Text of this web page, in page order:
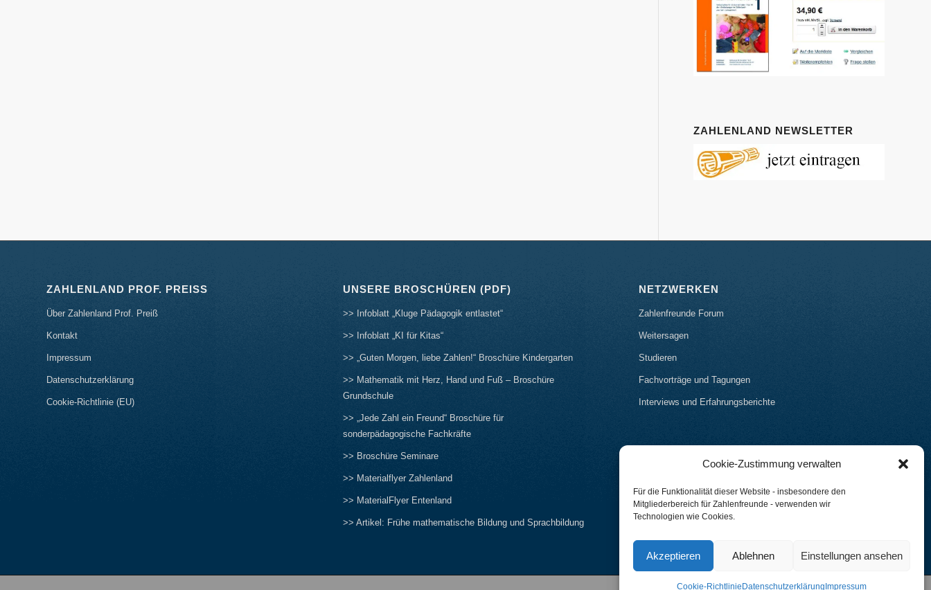
Cookie-Zustimmung verwalten
Für die Funktionalität dieser Website - insbesondere den
Mitgliederbereich für Zahlenfreunde - verwenden wir
Technologien wie Cookies.
Akzeptieren Ablehnen Einstellungen ansehen
Cookie-Richtlinie Datenschutzerklärung Impressum
ZAHLENLAND NEWSLETTER
ZAHLENLAND PROF. PREISS
Über Zahlenland Prof. Preiß
Kontakt
Impressum
Datenschutzerklärung
Cookie-Richtlinie (EU)
UNSERE BROSCHÜREN (PDF)
>> Infoblatt „Kluge Pädagogik entlastet“
>> Infoblatt „KI für Kitas“
>> „Guten Morgen, liebe Zahlen!“ Broschüre Kindergarten
>> Mathematik mit Herz, Hand und Fuß – Broschüre
Grundschule
>> „Jede Zahl ein Freund“ Broschüre für
sonderpädagogische Fachkräfte
>> Broschüre Seminare
>> Materialflyer Zahlenland
>> MaterialFlyer Entenland
>> Artikel: Frühe mathematische Bildung und Sprachbildung
NETZWERKEN
Zahlenfreunde Forum
Weitersagen
Studieren
Fachvorträge und Tagungen
Interviews und Erfahrungsberichte